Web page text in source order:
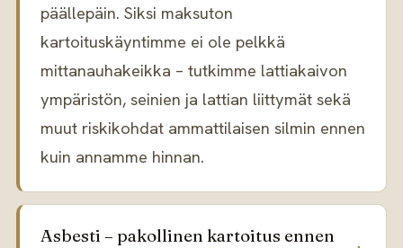
päällepäin. Siksi maksuton
kartoituskäyntimme ei ole pelkkä
mittanauhakeikka – tutkimme lattiakaivon
ympäristön, seinien ja lattian liittymät sekä
muut riskikohdat ammattilaisen silmin ennen
kuin annamme hinnan.
Asbesti – pakollinen kartoitus ennen